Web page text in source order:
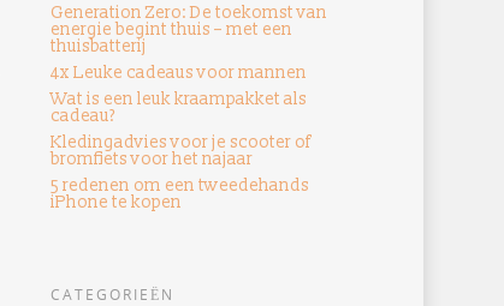
Generation Zero: De toekomst van
energie begint thuis – met een
thuisbatterij
4x Leuke cadeaus voor mannen
Wat is een leuk kraampakket als
cadeau?
Kledingadvies voor je scooter of
bromfiets voor het najaar
5 redenen om een ​​tweedehands
iPhone te kopen
CATEGORIEËN